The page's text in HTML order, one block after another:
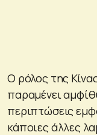
Ο ρόλος της
παραμένει
περιπτώσεις
κάποιες άλλες